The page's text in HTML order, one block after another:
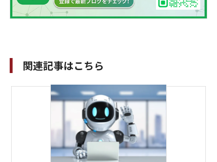
関連記事はこちら